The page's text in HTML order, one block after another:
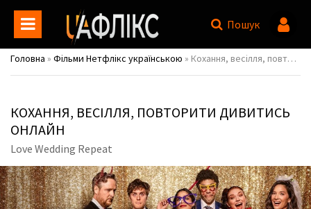
Пошук
Головна » Фільми Нетфлікс українською » Кохання, весілля, повторити / Love Wedding Repeat
КОХАННЯ, ВЕСІЛЛЯ, ПОВТОРИТИ ДИВИТИСЬ
ОНЛАЙН
Love Wedding Repeat